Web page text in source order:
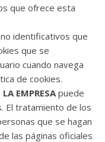
que ofrece esta
identificativos que
que se
cuando navega
de cookies.
LA EMPRESApuede
El tratamiento de los
que se hagan
las páginas oficiales